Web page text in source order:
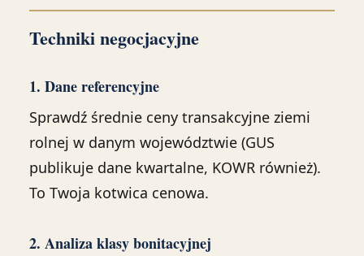
Techniki negocjacyjne
1. Dane referencyjne
Sprawdź średnie ceny transakcyjne ziemi
rolnej w danym województwie (GUS
publikuje dane kwartalne, KOWR również).
To Twoja kotwica cenowa.
2. Analiza klasy bonitacyjnej